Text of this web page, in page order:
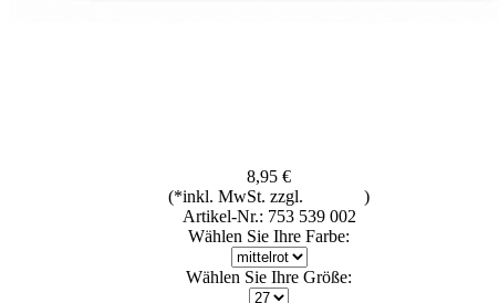
8,95 €
(*inkl. MwSt. zzgl.
)
Artikel-Nr.: 753 539 002
Wählen Sie Ihre Farbe:
Wählen Sie Ihre Größe: